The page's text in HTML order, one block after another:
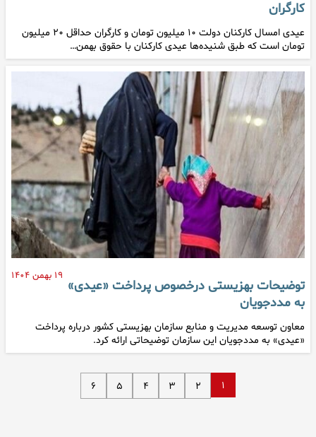
کارگران
عیدی امسال کارکنان دولت ۱۰ میلیون تومان و کارگران حداقل ۲۰ میلیون
تومان است که طبق شنیده‌ها عیدی کارکنان با حقوق بهمن…
۱۹ بهمن ۱۴۰۴
توضیحات بهزیستی درخصوص پرداخت «عیدی»
به مددجویان
معاون توسعه مدیریت و منابع سازمان بهزیستی کشور درباره پرداخت
«عیدی» به مددجویان این سازمان توضیحاتی ارائه کرد.
۱ ۲ ۳ ۴ ۵ ۶